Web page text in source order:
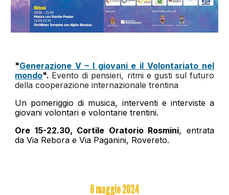
"Generazione V – I giovani e il Volontariato nel
mondo". Evento di pensieri, ritmi e gusti sul futuro
della cooperazione internazionale trentina
Un pomeriggio di musica, interventi e interviste a
giovani volontari e volontarie trentini.
Ore 15-22.30, Cortile Oratorio Rosmini, entrata
da Via Rebora e Via Paganini, Rovereto.
6maggio 2024